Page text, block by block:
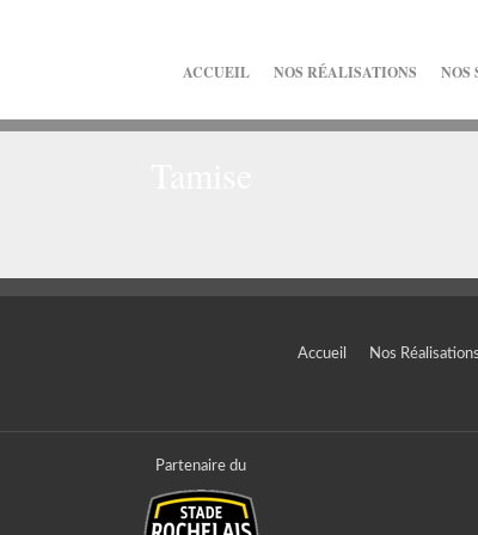
ACCUEIL NOS RÉALISATIONS NOS
Accueil Nos Réalisations
Partenaire du